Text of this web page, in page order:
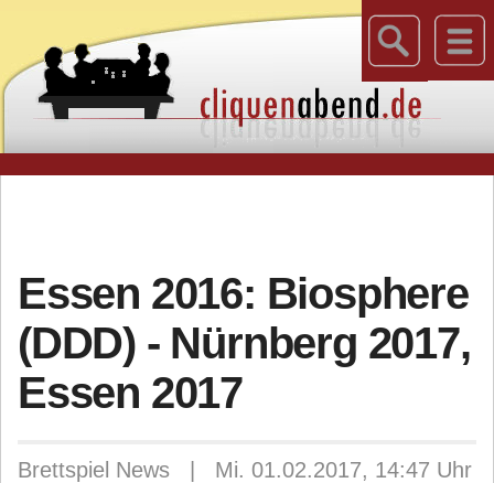
Essen 2016: Biosphere
(DDD) - Nürnberg 2017,
Essen 2017
Brettspiel News | Mi. 01.02.2017, 14:47 Uhr